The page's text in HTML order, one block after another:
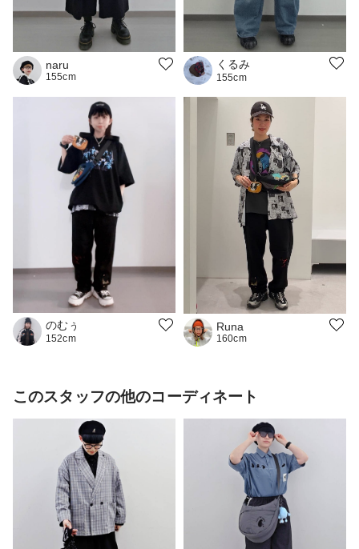
naru
155cm
くるみ
155cm
のむぅ
152cm
Runa
160cm
このスタッフの他のコーディネート